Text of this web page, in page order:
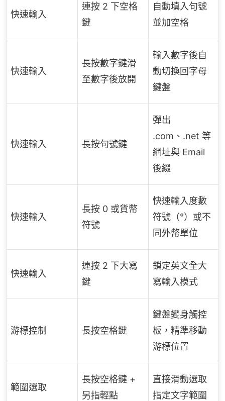
快速輸入
連按 2 下空格
鍵
自動填入句號
並加空格
快速輸入
長按數字鍵滑
至數字後放開
輸入數字後自
動切換回字母
鍵盤
快速輸入 長按句號鍵
彈出
.com、.net 等
網址與 Email
後綴
快速輸入
長按 0 或貨幣
符號
快速輸入度數
符號（°）或不
同外幣單位
快速輸入
連按 2 下大寫
鍵
鎖定英文全大
寫輸入模式
游標控制 長按空格鍵
鍵盤變身觸控
板，精準移動
游標位置
範圍選取
長按空格鍵 +
另指輕點
直接滑動選取
指定文字範圍